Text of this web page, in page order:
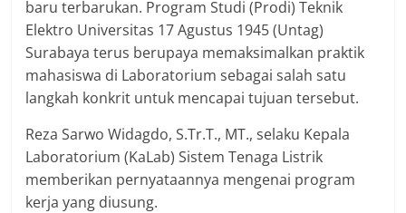
baru terbarukan. Program Studi (Prodi) Teknik
Elektro Universitas 17 Agustus 1945 (Untag)
Surabaya terus berupaya memaksimalkan praktik
mahasiswa di Laboratorium sebagai salah satu
langkah konkrit untuk mencapai tujuan tersebut.
Reza Sarwo Widagdo, S.Tr.T., MT., selaku Kepala
Laboratorium (KaLab) Sistem Tenaga Listrik
memberikan pernyataannya mengenai program
kerja yang diusung.